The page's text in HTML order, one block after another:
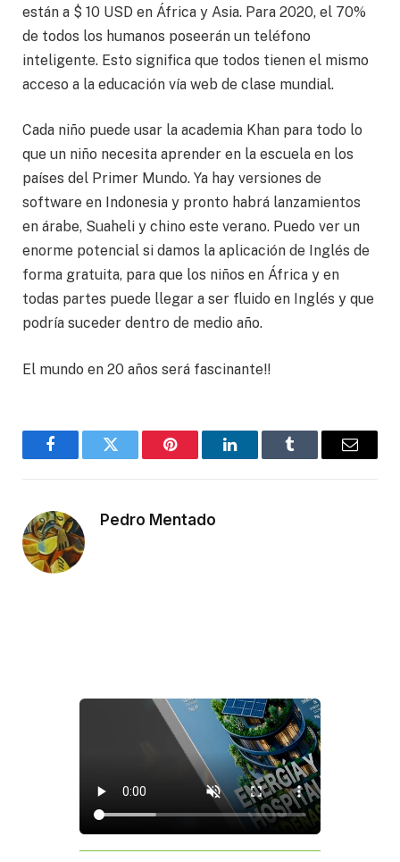
están a $ 10 USD en África y Asia. Para 2020, el 70%
de todos los humanos poseerán un teléfono
inteligente. Esto significa que todos tienen el mismo
acceso a la educación vía web de clase mundial.
Cada niño puede usar la academia Khan para todo lo
que un niño necesita aprender en la escuela en los
países del Primer Mundo. Ya hay versiones de
software en Indonesia y pronto habrá lanzamientos
en árabe, Suaheli y chino este verano. Puedo ver un
enorme potencial si damos la aplicación de Inglés de
forma gratuita, para que los niños en África y en
todas partes puede llegar a ser fluido en Inglés y que
podría suceder dentro de medio año.
El mundo en 20 años será fascinante!!
FacebookTwitter Pinterest LinkedInTumblr Email
Pedro Mentado